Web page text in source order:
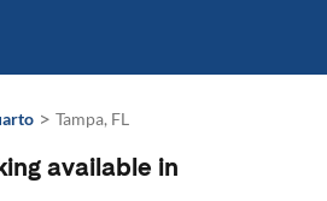
> Tampa, FL
available in